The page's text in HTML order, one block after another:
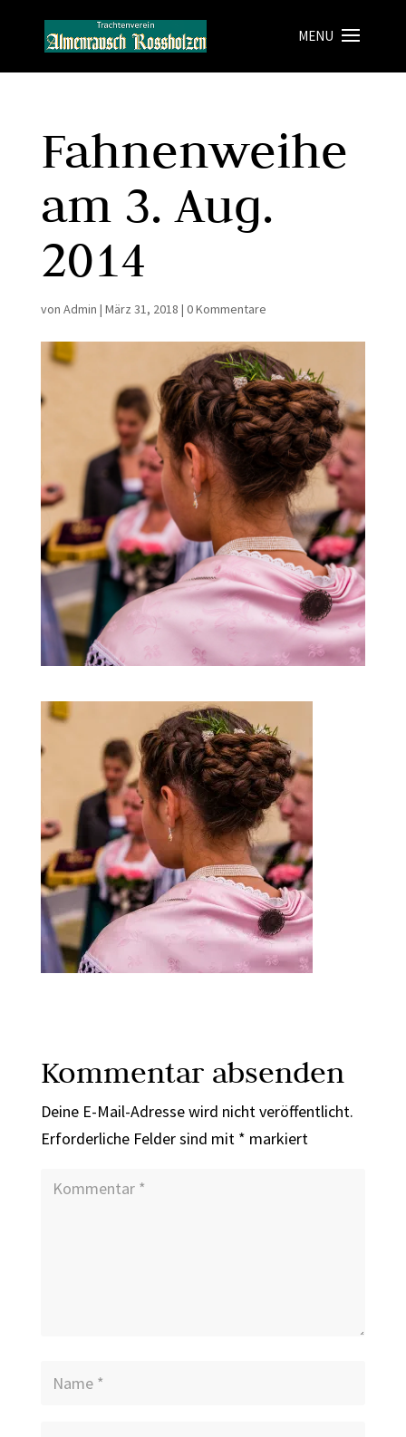
Fahnenweihe
am 3. Aug.
2014
von Admin | März 31, 2018 | 0 Kommentare
Kommentar absenden
Deine E-Mail-Adresse wird nicht veröffentlicht.
Erforderliche Felder sind mit * markiert